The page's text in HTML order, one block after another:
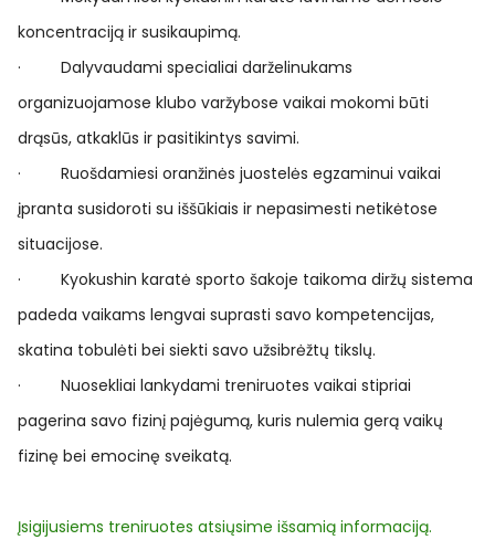
koncentraciją ir susikaupimą.
· Dalyvaudami specialiai darželinukams
organizuojamose klubo varžybose vaikai mokomi būti
drąsūs, atkaklūs ir pasitikintys savimi.
· Ruošdamiesi oranžinės juostelės egzaminui vaikai
įpranta susidoroti su iššūkiais ir nepasimesti netikėtose
situacijose.
· Kyokushin karatė sporto šakoje taikoma diržų sistema
padeda vaikams lengvai suprasti savo kompetencijas,
skatina tobulėti bei siekti savo užsibrėžtų tikslų.
· Nuosekliai lankydami treniruotes vaikai stipriai
pagerina savo fizinį pajėgumą, kuris nulemia gerą vaikų
fizinę bei emocinę sveikatą.
Įsigijusiems treniruotes atsiųsime išsamią informaciją.